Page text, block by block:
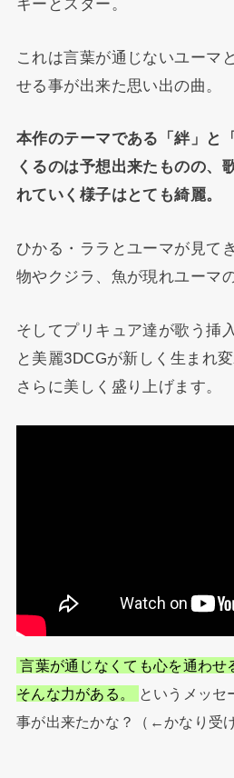
キーとスター。
これは言葉が通じないユーマ
せる事が出来た思い出の曲。
本作のテーマである「絆」と
くるのは予想出来たものの、
れていく様子はとても綺麗。
ひかる・ララとユーマが見て
物やクジラ、魚が現れユーマ
そしてプリキュア達が歌う挿
と美麗3DCGが新しく生まれ
さらに美しく盛り上げます。
言葉が通じなくても心を通わせ
そんな力がある。
というメッセ
事が出来たかな？（←かなり受